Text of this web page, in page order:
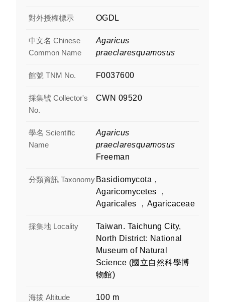
對外授權標示 OGDL
中文名 Chinese
Common Name
Agaricus
praeclaresquamosus
館號 TNM No. F0037600
採集號 Collector's
No.
CWN 09520
學名 Scientific
Name
Agaricus
praeclaresquamosus
Freeman
分類資訊 Taxonomy Basidiomycota，
Agaricomycetes ，
Agaricales ，Agaricaceae
採集地 Locality
Taiwan. Taichung City,
North District: National
Museum of Natural
Science (國立自然科學博
物館)
海拔 Altitude 100 m